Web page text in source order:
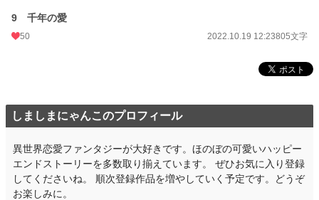
9 千年の愛
50 2022.10.19 12:23805文字
しましまにゃんこのプロフィール
異世界恋愛ファンタジーが大好きです。ほのぼの可愛いハッピー
エンドストーリーを多数取り揃えています。 ぜひお気に入り登録
してくださいね。 順次登録作品を増やしていく予定です。どうぞ
お楽しみに。